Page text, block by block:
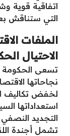
اتفاقية قوية
التي ستناقش
الملفات
الاحتيال
تسعى الحكومة
نجاحاتها
لخفض تكاليف
استعداداتها
التجديد
تشمل أجندة